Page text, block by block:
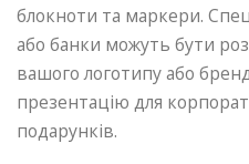
блокноти та маркери.
або банки можуть бути
вашого логотипу або
презентацію для
подарунків.